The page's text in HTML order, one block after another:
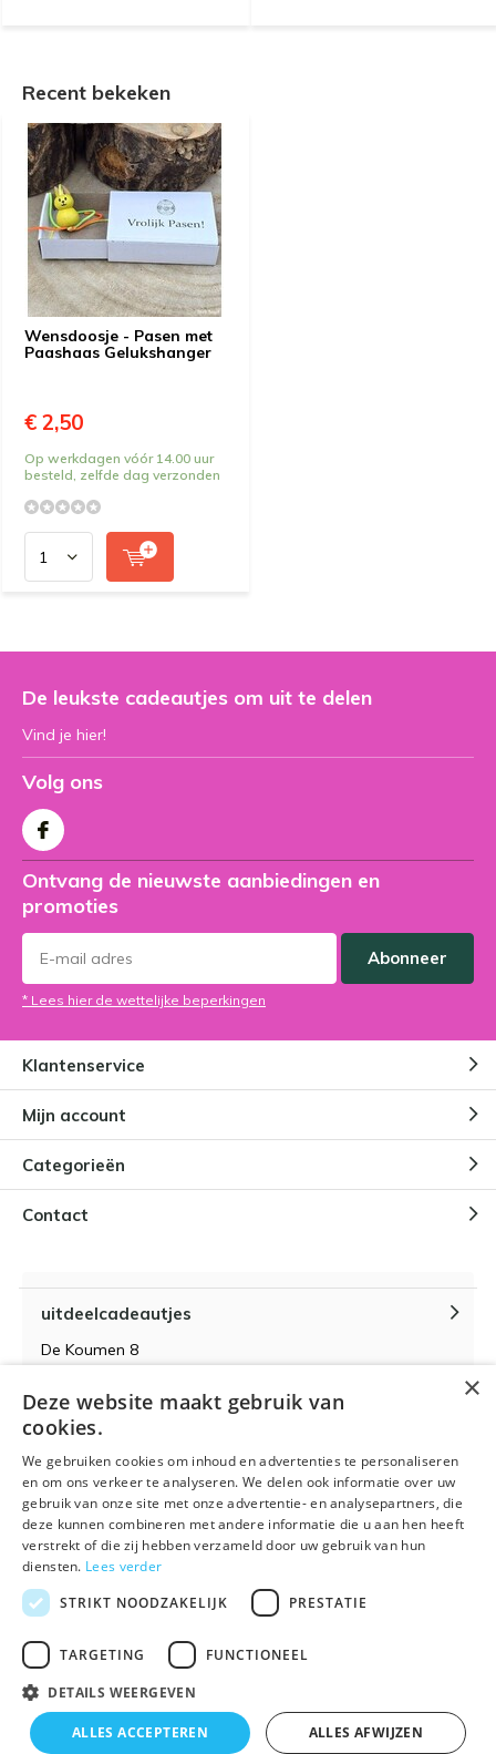
🌴 Wij zijn met vakantie t/m 21 augustus. Bestellen is
Recent bekeken
Wensdoosje - Pasen met
Paashaas Gelukshanger
€ 2,50
Op werkdagen vóór 14.00 uur
besteld, zelfde dag verzonden
De leukste cadeautjes om uit te delen
Vind je hier!
Volg ons
Ontvang de nieuwste aanbiedingen en
promoties
Abonneer
* Lees hier de wettelijke beperkingen
Klantenservice
Mijn account
Categorieën
Contact
uitdeelcadeautjes
De Koumen 8
KvK-nummer 14087571
BTW-nummer NL 815399145 B01
© 2026 - Powered by
Algemene voorwaarden RSS-feed
×
Deze website maakt gebruik van
cookies.
We gebruiken cookies om inhoud en advertenties te personaliseren
en om ons verkeer te analyseren. We delen ook informatie over uw
gebruik van onze site met onze advertentie- en analysepartners, die
deze kunnen combineren met andere informatie die u aan hen heeft
verstrekt of die zij hebben verzameld door uw gebruik van hun
diensten. Lees verder
STRIKT NOODZAKELIJK
PRESTATIE
TARGETING FUNCTIONEEL
DETAILS WEERGEVEN
ALLES ACCEPTEREN ALLES AFWIJZEN